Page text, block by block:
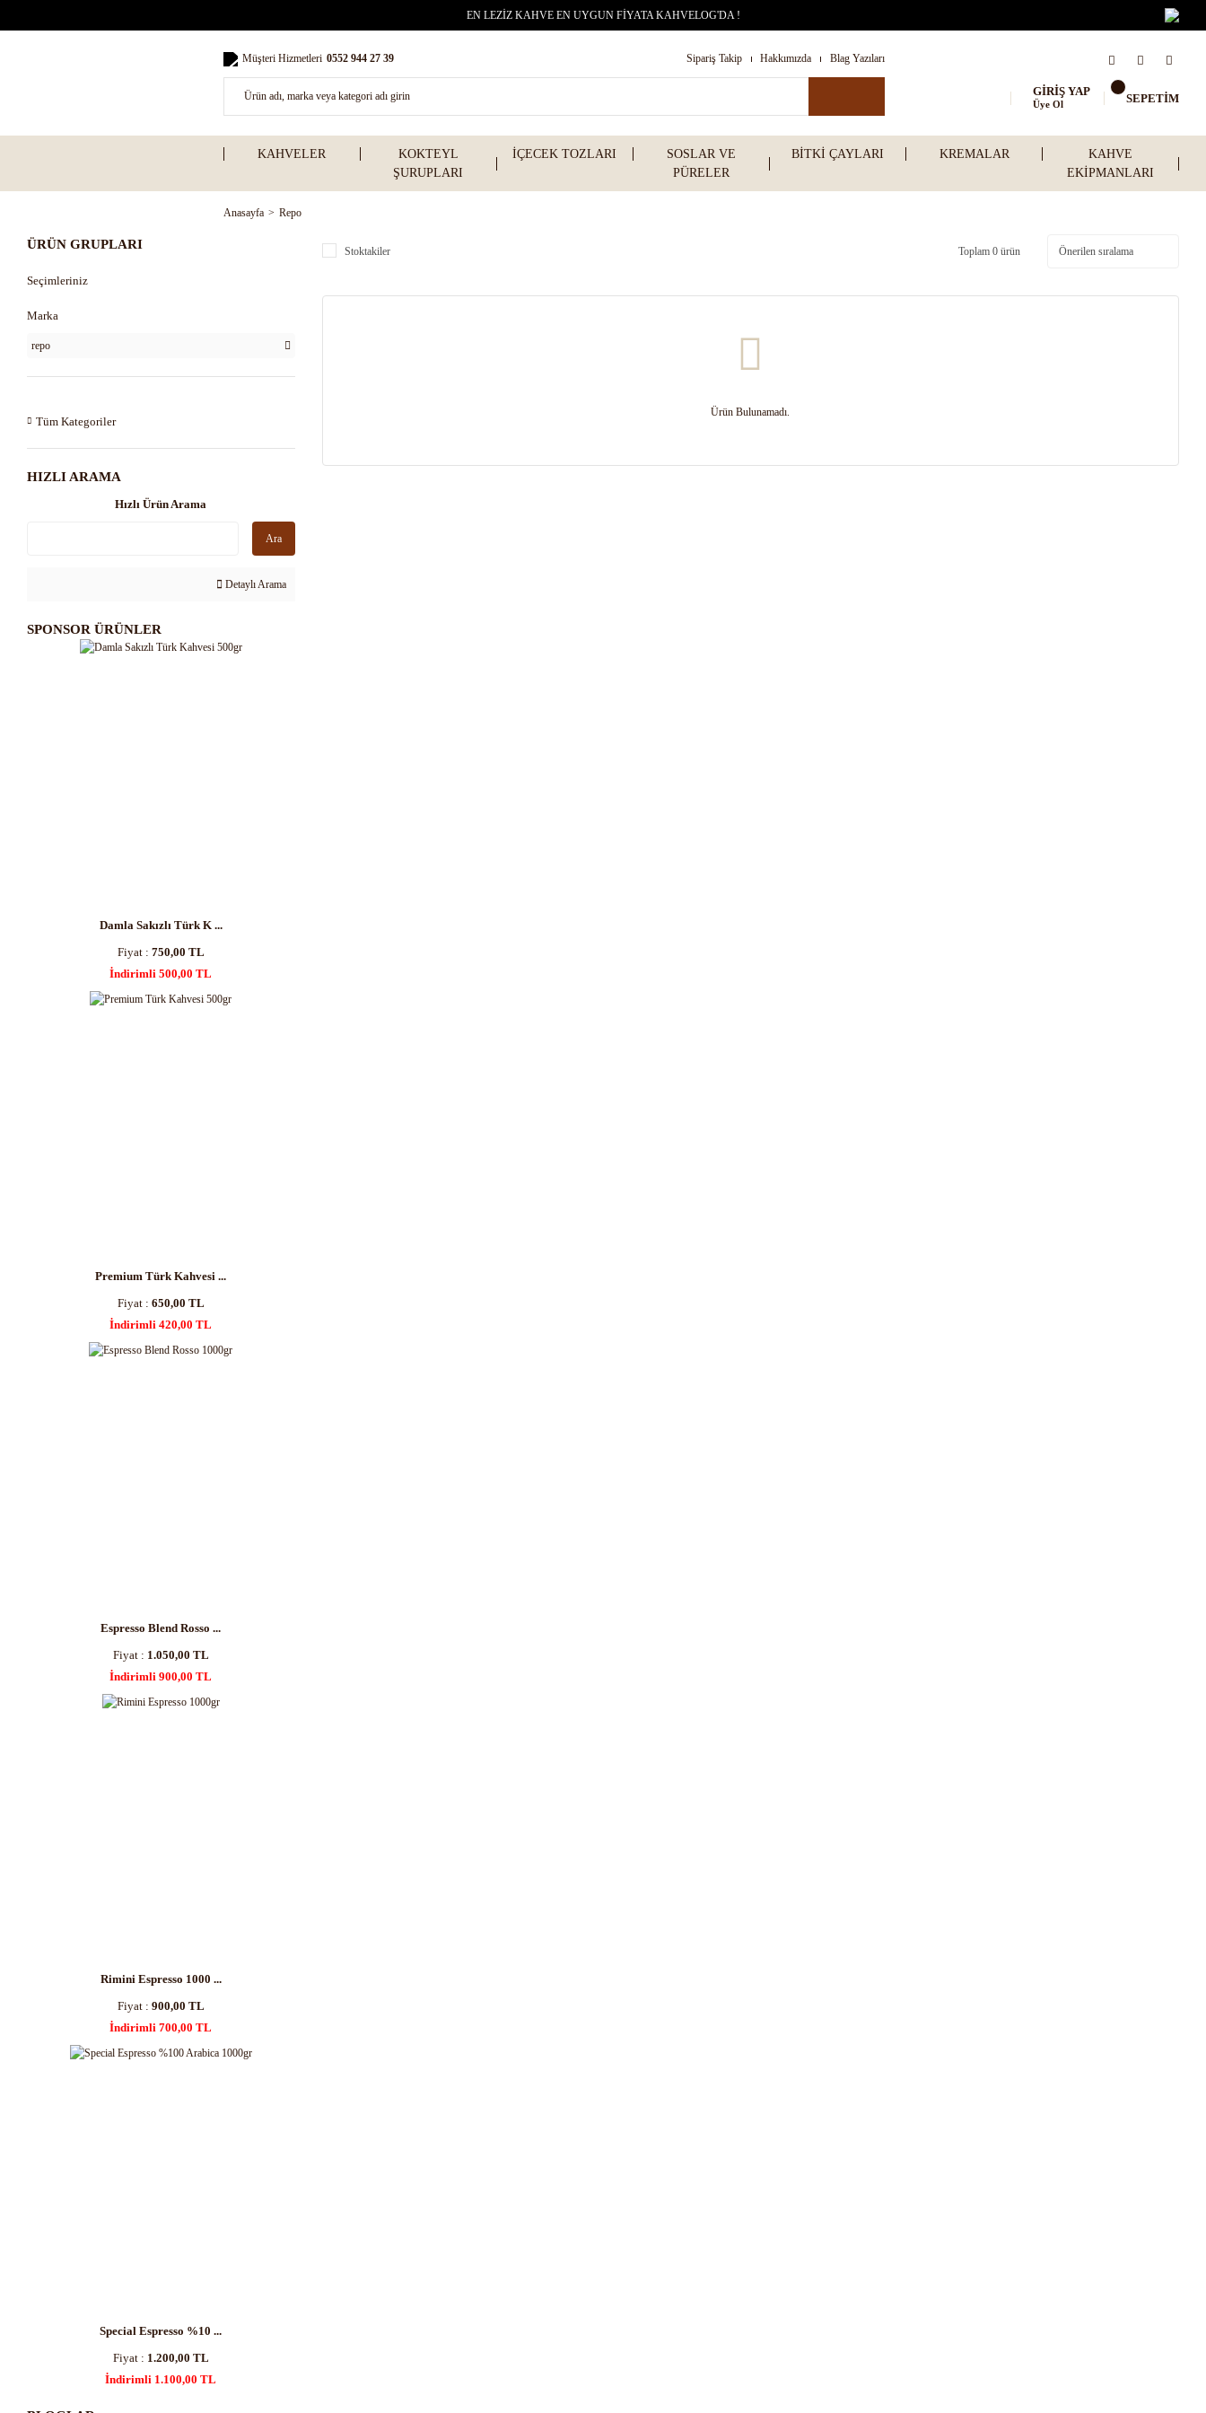
EN LEZİZ KAHVE EN UYGUN FİYATA KAHVELOG'DA !
Müşteri Hizmetleri 0552 944 27 39 Sipariş Takip Hakkımızda Blag Yazıları
GİRİŞ YAP
Üye Ol SEPETİM
KAHVELER
KOKTEYL
ŞURUPLARI
İÇECEK TOZLARI
SOSLAR VE
PÜRELER
BITKI ÇAYLARI KREMALAR
KAHVE
EKIPMANLARI
Anasayfa Repo
ÜRÜN GRUPLARI
Seçimleriniz
Marka
repo
Tüm Kategoriler
HIZLI ARAMA
Hızlı Ürün Arama
Ara
Detaylı Arama
SPONSOR ÜRÜNLER
Damla Sakızlı Türk K ...
Fiyat : 750,00 TL
İndirimli 500,00 TL
Premium Türk Kahvesi ...
Fiyat : 650,00 TL
İndirimli 420,00 TL
Espresso Blend Rosso ...
Fiyat : 1.050,00 TL
İndirimli 900,00 TL
Rimini Espresso 1000 ...
Fiyat : 900,00 TL
İndirimli 700,00 TL
Special Espresso %10 ...
Fiyat : 1.200,00 TL
İndirimli 1.100,00 TL
Stoktakiler Toplam 0 ürün
Ürün Bulunamadı.